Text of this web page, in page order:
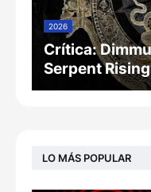
2026
Crítica:
Serpent
LO MÁS POPULAR